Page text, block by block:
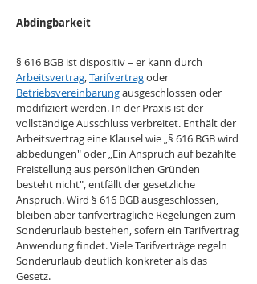
Abdingbarkeit
§ 616 BGB ist dispositiv – er kann durch
Arbeitsvertrag, Tarifvertrag oder
Betriebsvereinbarung ausgeschlossen oder
modifiziert werden. In der Praxis ist der
vollständige Ausschluss verbreitet. Enthält der
Arbeitsvertrag eine Klausel wie „§ 616 BGB wird
abbedungen" oder „Ein Anspruch auf bezahlte
Freistellung aus persönlichen Gründen
besteht nicht", entfällt der gesetzliche
Anspruch. Wird § 616 BGB ausgeschlossen,
bleiben aber tarifvertragliche Regelungen zum
Sonderurlaub bestehen, sofern ein Tarifvertrag
Anwendung findet. Viele Tarifverträge regeln
Sonderurlaub deutlich konkreter als das
Gesetz.